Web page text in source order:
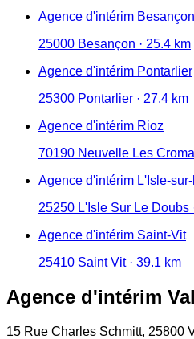
Agence d'intérim Besançon
25000 Besançon · 25.4 km
Agence d'intérim Pontarlier
25300 Pontarlier · 27.4 km
Agence d'intérim Rioz
70190 Neuvelle Les
Agence d'intérim L'Isle-
25250 L'Isle Sur Le Doubs
Agence d'intérim Saint-Vit
25410 Saint Vit · 39.1 km
Agence d'intérim
15 Rue Charles Schmitt, 25800